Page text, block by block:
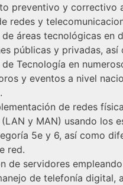
preventivo y correctivo
redes y
áreas tecnológicas en
públicas y privadas, así
Tecnología en
y eventos a nivel
de redes
y MAN) usando los
5e y 6, así como
red.
de servidores
de telefonía digital,